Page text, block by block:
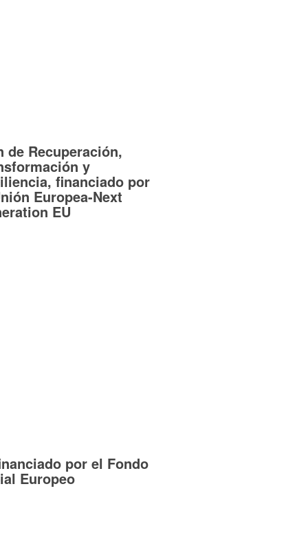
de Recuperación,
y
financiado por
Europea-Next
EU
por el Fondo
Europeo